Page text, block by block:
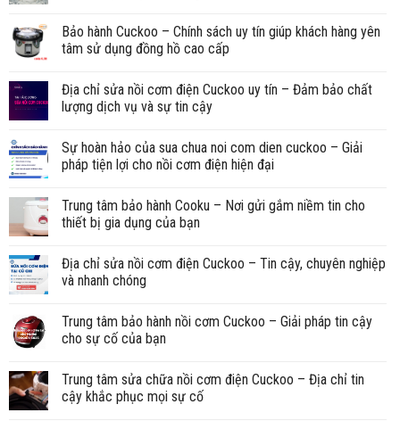
Bảo hành Cuckoo – Chính sách uy tín giúp khách hàng yên
tâm sử dụng đồng hồ cao cấp
Địa chỉ sửa nồi cơm điện Cuckoo uy tín – Đảm bảo chất
lượng dịch vụ và sự tin cậy
Sự hoàn hảo của sua chua noi com dien cuckoo – Giải
pháp tiện lợi cho nồi cơm điện hiện đại
Trung tâm bảo hành Cooku – Nơi gửi gắm niềm tin cho
thiết bị gia dụng của bạn
Địa chỉ sửa nồi cơm điện Cuckoo – Tin cậy, chuyên nghiệp
và nhanh chóng
Trung tâm bảo hành nồi cơm Cuckoo – Giải pháp tin cậy
cho sự cố của bạn
Trung tâm sửa chữa nồi cơm điện Cuckoo – Địa chỉ tin
cậy khắc phục mọi sự cố